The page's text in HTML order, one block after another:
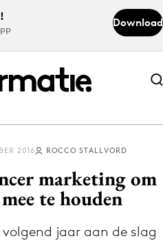
Download
Abonneer nu
Abonneer nu
de app
via de Adformatie
2016 ROCCO STALLVORD
marketing om
te houden
jaar aan de slag